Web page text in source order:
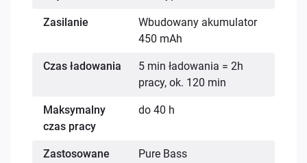
Zasilanie
Wbudowany akumulator
450 mAh
Czas ładowania
5 min ładowania = 2h
pracy, ok. 120 min
Maksymalny
czas pracy
do 40 h
Zastosowane
Pure Bass